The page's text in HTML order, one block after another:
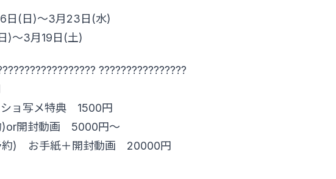
日(日)〜3月23日(水)
)〜3月19日(土)
????????????????
ョ写メ特典 1500円
)or開封動画 5000円〜
約) お手紙＋開封動画 20000円